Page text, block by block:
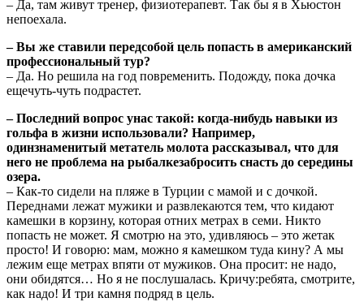
– Да, там живут тренер, физиотерапевт. Так бы я в Хьюстон
непоехала.
– Вы же ставили передсобой цель попасть в американский
профессиональный тур?
– Да. Но решила на год повременить. Подожду, пока дочка
ещечуть-чуть подрастет.
– Последний вопрос унас такой: когда-нибудь навыки из
гольфа в жизни использовали? Например,
одинзнаменитый метатель молота рассказывал, что для
него не проблема на рыбалкезабросить снасть до середины
озера.
– Как-то сидели на пляже в Турции с мамой и с дочкой.
Переднами лежат мужики и развлекаются тем, что кидают
камешки в корзину, которая отних метрах в семи. Никто
попасть не может. Я смотрю на это, удивляюсь – это жетак
просто! И говорю: мам, можно я камешком туда кину? А мы
лежим еще метрах впяти от мужиков. Она просит: не надо,
они обидятся… Но я не послушалась. Кричу:ребята, смотрите,
как надо! И три камня подряд в цель.